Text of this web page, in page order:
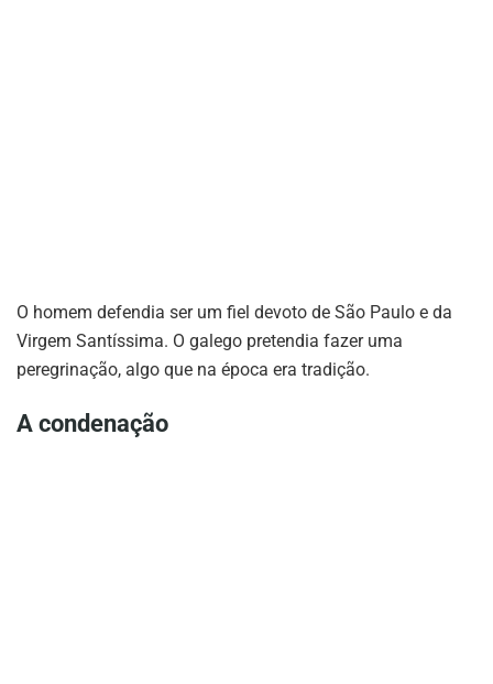
O homem defendia ser um fiel devoto de São Paulo e da
Virgem Santíssima. O galego pretendia fazer uma
peregrinação, algo que na época era tradição.
A condenação